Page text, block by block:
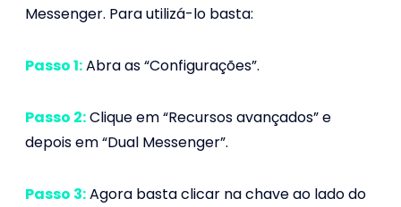
Messenger. Para utilizá-lo basta:
Passo 1:Abra as “Configurações”.
Passo 2:Clique em “Recursos avançados” e
depois em “Dual Messenger”.
Passo 3:Agora basta clicar na chave ao lado do